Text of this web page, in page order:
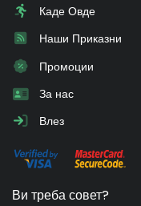
Каде Овде
Наши Приказни
Промоции
За нас
Влез
Ви треба совет?